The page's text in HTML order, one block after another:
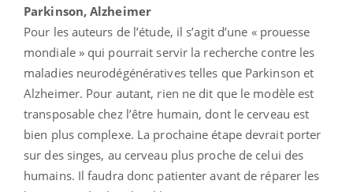
Parkinson, Alzheimer
Pour les auteurs de l’étude, il s’agit d’une « prouesse
mondiale » qui pourrait servir la recherche contre les
maladies neurodégénératives telles que Parkinson et
Alzheimer. Pour autant, rien ne dit que le modèle est
transposable chez l’être humain, dont le cerveau est
bien plus complexe. La prochaine étape devrait porter
sur des singes, au cerveau plus proche de celui des
humains. Il faudra donc patienter avant de réparer les